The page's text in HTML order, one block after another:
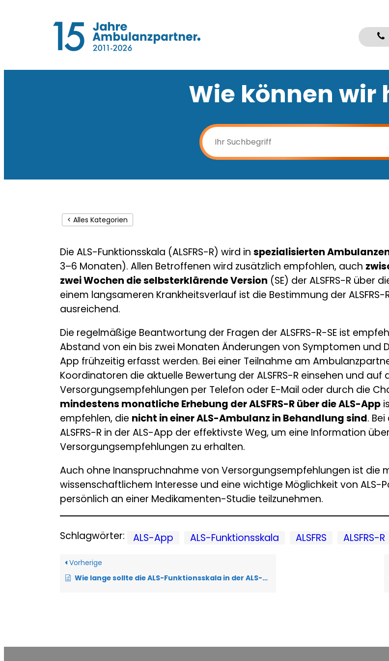
Wie können wir
< Alles Kategorien
Die ALS-Funktionsskala (ALSFRS-R) wird in spezialisierten
3–6 Monaten). Allen Betroffenen wird zusätzlich empfohlen, auch
zwei Wochen die selbsterklärende Version (SE) der ALSFRS-R über
einem langsameren Krankheitsverlauf ist die Bestimmung der
ausreichend.
Die regelmäßige Beantwortung der Fragen der ALSFRS-R-SE ist
Abstand von ein bis zwei Monaten Änderungen von Symptomen und
App frühzeitig erfasst werden. Bei einer Teilnahme am
Koordinatoren die aktuelle Bewertung der ALSFRS-R einsehen und
Versorgungsempfehlungen per Telefon oder E-Mail oder durch die
mindestens monatliche Erhebung der ALSFRS-R über die ALS-App
empfehlen, die nicht in einer ALS-Ambulanz in Behandlung sind.
ALSFRS-R in der ALS-App der effektivste Weg, um eine Information
Versorgungsempfehlungen zu erhalten.
Auch ohne Inanspruchnahme von Versorgungsempfehlungen ist die
wissenschaftlichem Interesse und eine wichtige Möglichkeit von ALS-
persönlich an einer Medikamenten-Studie teilzunehmen.
Schlagwörter: ALS-App ALS-Funktionsskala ALSFRS ALSFRS-R
Vorherige
Wie lange sollte die ALS-Funktionsskala in der ALS-App erhoben werden?